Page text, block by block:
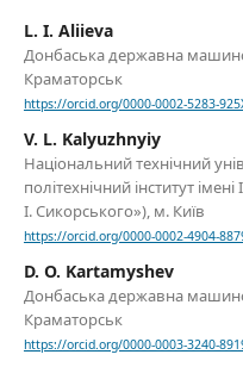
L. I. Aliieva
Донбаська державна
Краматорськ
https://orcid.org/0000-0002-5283-
V. L. Kalyuzhnyiy
Національний технічний
політехнічний інститут
І. Сикорського»), м. Київ
https://orcid.org/0000-0002-4904-
D. O. Kartamyshev
Донбаська державна
Краматорськ
https://orcid.org/0000-0003-3240-